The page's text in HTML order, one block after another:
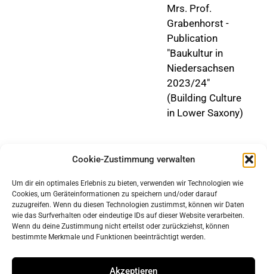
Cookie-Zustimmung verwalten
Um dir ein optimales Erlebnis zu bieten, verwenden wir Technologien wie
Cookies, um Geräteinformationen zu speichern und/oder darauf
zuzugreifen. Wenn du diesen Technologien zustimmst, können wir Daten
wie das Surfverhalten oder eindeutige IDs auf dieser Website verarbeiten.
Wenn du deine Zustimmung nicht erteilst oder zurückziehst, können
bestimmte Merkmale und Funktionen beeinträchtigt werden.
Akzeptieren
Mrs. Prof.
Grabenhorst -
Publication
"Baukultur in
Niedersachsen
2023/24"
(Building Culture
in Lower Saxony)